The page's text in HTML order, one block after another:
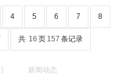
4 5 6 7 8
共 16 页 157 条记录
新闻动态